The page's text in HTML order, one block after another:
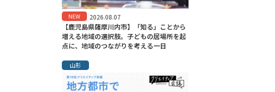
NEW 2026.08.07
【鹿児島県薩摩川内市】「知る」ことから
増える地域の選択肢。子どもの居場所を起
点に、地域のつながりを考える一日
山形